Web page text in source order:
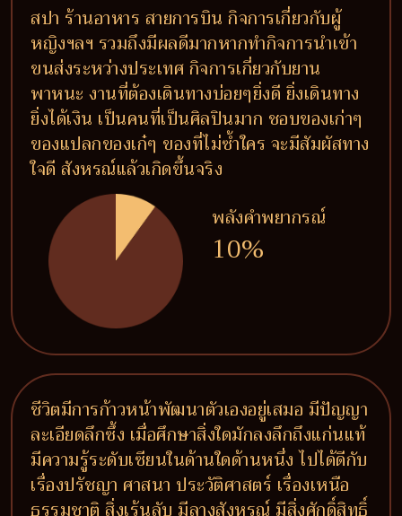
สปา ร้านอาหาร สายการบิน กิจการเกี่ยวกับผู้
หญิงฯลฯ รวมถึงมีผลดีมากหากทำกิจการนำเข้า
ขนส่งระหว่างประเทศ กิจการเกี่ยวกับยาน
พาหนะ งานที่ต้องเดินทางบ่อยๆยิ่งดี ยิ่งเดินทาง
ยิ่งได้เงิน เป็นคนที่เป็นศิลปินมาก ชอบของเก่าๆ
ของแปลกของเก๋ๆ ของที่ไม่ซ้ำใคร จะมีสัมผัสทาง
ใจดี สังหรณ์แล้วเกิดขึ้นจริง
พลังคำพยากรณ์
10%
ชีวิตมีการก้าวหน้าพัฒนาตัวเองอยู่เสมอ มีปัญญา
ละเอียดลึกซึ้ง เมื่อศึกษาสิ่งใดมักลงลึกถึงแก่นแท้
มีความรู้ระดับเซียนในด้านใดด้านหนึ่ง ไปได้ดีกับ
เรื่องปรัชญา ศาสนา ประวัติศาสตร์ เรื่องเหนือ